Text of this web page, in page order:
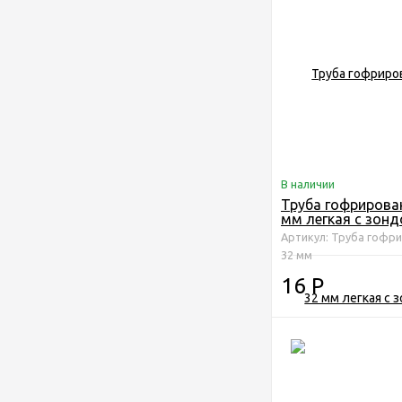
В наличии
Труба
мм легкая с
метров в
Артикул: Труба
32 мм
16 Р